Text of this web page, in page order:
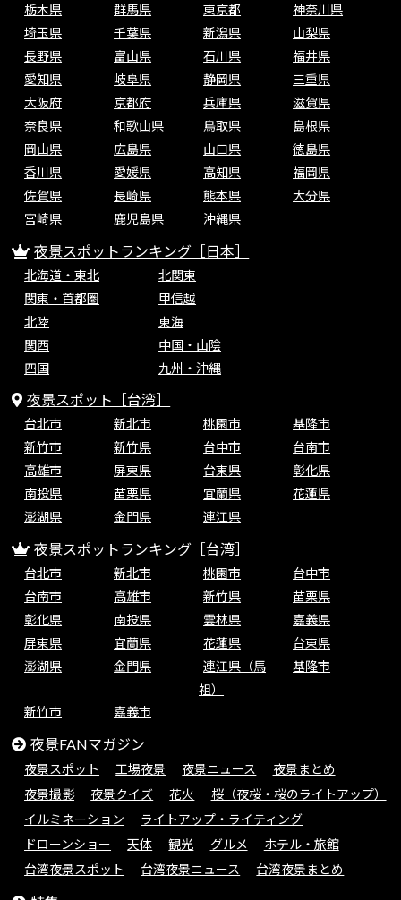
栃木県
群馬県 東京都
神奈川県
埼玉県
千葉県 新潟県
山梨県
長野県
富山県 石川県
福井県
愛知県
岐阜県 静岡県
三重県
大阪府
京都府 兵庫県
滋賀県
奈良県
和歌山県 鳥取県
島根県
岡山県
広島県 山口県
徳島県
香川県
愛媛県 高知県
福岡県
佐賀県
長崎県 熊本県
大分県
宮崎県
鹿児島県 沖縄県
夜景スポットランキング［日本］
北海道・東北
北関東
関東・首都圏
甲信越
北陸
東海
関西
中国・山陰
四国
九州・沖縄
夜景スポット［台湾］
台北市 新北市 桃園市
基隆市
新竹市
新竹県 台中市
台南市
高雄市
屏東県 台東県
彰化県
南投県
苗栗県 宜蘭県
花蓮県
澎湖県
金門県 連江県
夜景スポットランキング［台湾］
台北市 新北市 桃園市
台中市
台南市
高雄市 新竹県
苗栗県
彰化県
南投県 雲林県
嘉義県
屏東県
宜蘭県 花蓮県
台東県
澎湖県
金門県
連江県（馬
祖）
基隆市
新竹市 嘉義市
夜景FANマガジン
夜景スポット 工場夜景 夜景ニュース
夜景まとめ
夜景撮影
夜景クイズ 花火
桜（夜桜・桜のライトアップ）
イルミネーション
ライトアップ・ライティング
ドローンショー
天体 観光 グルメ
ホテル・旅館
台湾夜景スポット
台湾夜景ニュース 台湾夜景まとめ